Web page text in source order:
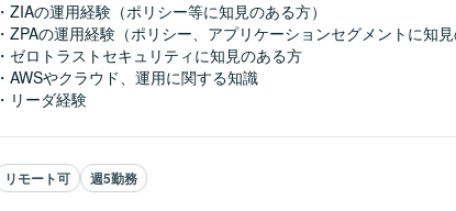
・ZIAの運用経験（ポリシー等に知見のある方）
・ZPAの運用経験（ポリシー、アプリケーションセグメントに知
・ゼロトラストセキュリティに知見のある方
・AWSやクラウド、運用に関する知識
・リーダ経験
リモート可 週5勤務